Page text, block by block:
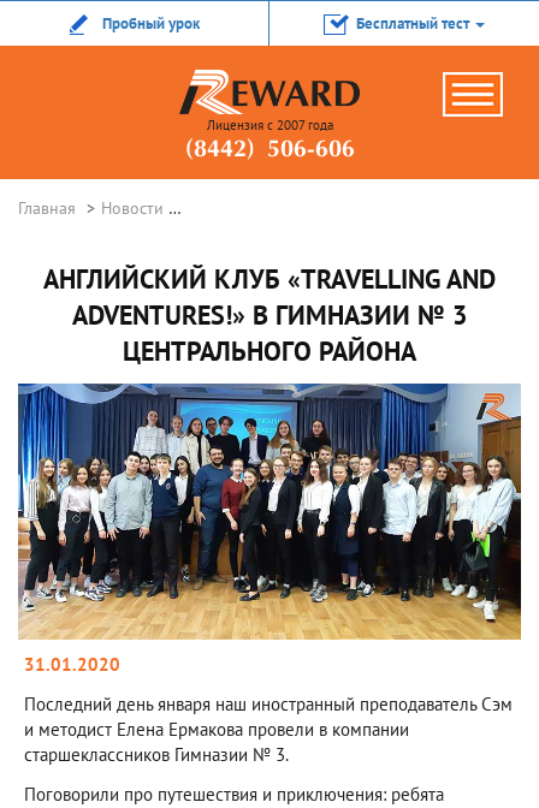
Пробный урок Бесплатный тест
Лицензия с 2007 года
(8442) 506-606
Главная Новости
АНГЛИЙСКИЙ КЛУБ «TRAVELLING AND
ADVENTURES!» В ГИМНАЗИИ № 3
ЦЕНТРАЛЬНОГО РАЙОНА
31.01.2020
Последний день января наш иностранный преподаватель Сэм
и методист Елена Ермакова провели в компании
старшеклассников Гимназии № 3.
Поговорили про путешествия и приключения: ребята